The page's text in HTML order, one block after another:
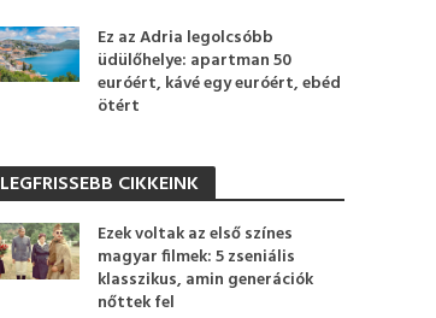
Ez az Adria legolcsóbb
üdülőhelye: apartman 50
euróért, kávé egy euróért, ebéd
ötért
LEGFRISSEBB CIKKEINK
Ezek voltak az első színes
magyar filmek: 5 zseniális
klasszikus, amin generációk
nőttek fel